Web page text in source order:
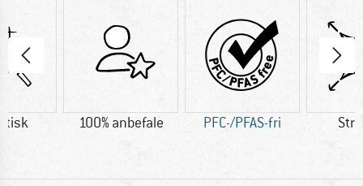
100% anbefale PFC-/PFAS-fri